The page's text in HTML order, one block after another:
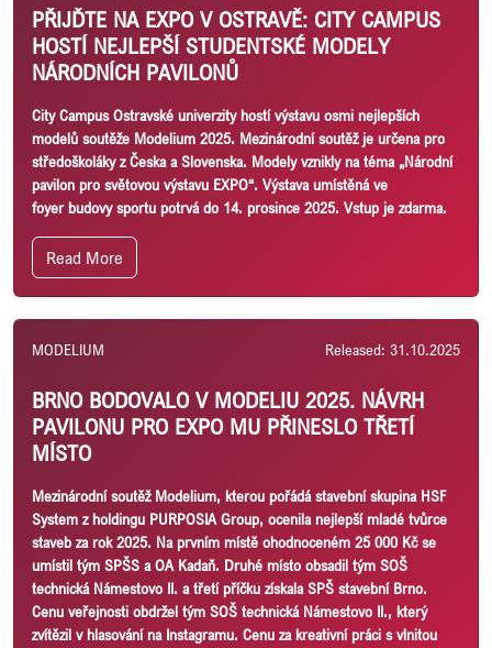
PŘIJĎTE NA EXPO V OSTRAVĚ: CITY CAMPUS
HOSTÍ NEJLEPŠÍ STUDENTSKÉ MODELY
NÁRODNÍCH PAVILONŮ
City Campus Ostravské univerzity hostí výstavu osmi nejlepších
modelů soutěže Modelium 2025. Mezinárodní soutěž je určena pro
středoškoláky z Česka a Slovenska. Modely vznikly na téma „Národní
pavilon pro světovou výstavu EXPO“. Výstava umístěná ve
foyer budovy sportu potrvá do 14. prosince 2025. Vstup je zdarma.
Read More
MODELIUM Released: 31.10.2025
BRNO BODOVALO V MODELIU 2025. NÁVRH
PAVILONU PRO EXPO MU PŘINESLO TŘETÍ
MÍSTO
Mezinárodní soutěž Modelium, kterou pořádá stavební skupina HSF
System z holdingu PURPOSIA Group, ocenila nejlepší mladé tvůrce
staveb za rok 2025. Na prvním místě ohodnoceném 25 000 Kč se
umístil tým SPŠS a OA Kadaň. Druhé místo obsadil tým SOŠ
technická Námestovo II. a třetí příčku získala SPŠ stavební Brno.
Cenu veřejnosti obdržel tým SOŠ technická Námestovo II., který
zvítězil v hlasování na Instagramu. Cenu za kreativní práci s vlnitou